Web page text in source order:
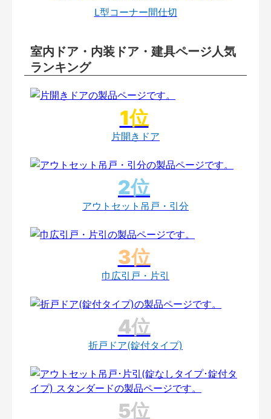
L型コーナー間仕切
室内ドア・内装ドア・建具ページ人気
ランキング
片開きドア
アウトセット吊戸・引分
巾広引戸・片引
折戸ドア(錠付タイプ)